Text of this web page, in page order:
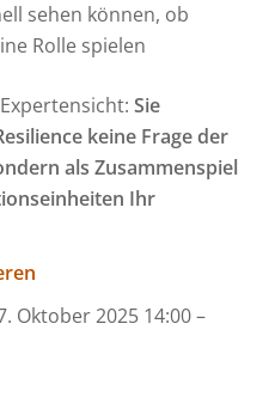
sehen können, ob
Rolle spielen
Sie
keine Frage der
als Zusammenspiel
Ihr
Oktober 2025 14:00 –